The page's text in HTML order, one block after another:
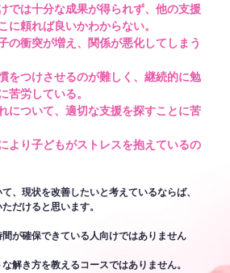
では十分な成果が得られず、他の支援
に頼れば良いかわからない。
の衝突が増え、関係が悪化してしまう
をつけさせるのが難しく、継続的に勉
苦労している。
について、適切な支援を探すことに苦
より子どもがストレスを抱えているの
、現状を改善したいと考えているならば、
だけると思います。
が確保できている人向けではありません
解き方を教えるコースではありません。